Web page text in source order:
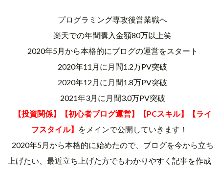
プログラミング専攻後営業職へ
楽天での年間購入金額80万以上笑
2020年5月から本格的にブログの運営をスタート
2020年11月に月間1.2万PV突破
2020年12月に月間1.8万PV突破
2021年3月に月間3.0万PV突破
【投資関係】【初心者ブログ運営】【PCスキル】【ライ
フスタイル】
をメインで公開していきます！
2020年5月から本格的に始めたので、ブログを今から立ち
上げたい、最近立ち上げた方でもわかりやすく記事を作成